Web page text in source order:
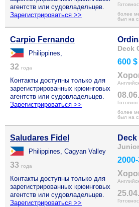
агентств или судовладельцев.
Зарегистрироваться >>
более
был на
Carpio Fernando
Philippines,
32 года
Контакты доступны только для
зарегистрированных крюинговых
агентств или судовладельцев.
Зарегистрироваться >>
Deck
600 $
более
был на
Saludares Fidel
Philippines, Cagyan Valley
33 года
Контакты доступны только для
зарегистрированных крюинговых
агентств или судовладельцев.
Зарегистрироваться >>